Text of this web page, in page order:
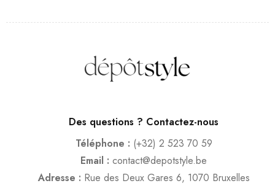
Des questions ? Contactez-nous
Téléphone : (+32) 2 523 70 59
Email : contact@depotstyle.be
Adresse : Rue des Deux Gares 6, 1070 Bruxelles